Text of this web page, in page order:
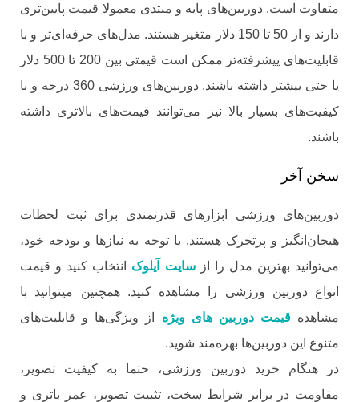
متفاوت است. دوربین‌های پایه و مبتدی معمولا قیمت پایین‌تری
دارند و از 50 تا 150 دلار متغیر هستند. مدل‌های حرفه‌ای‌تر و با
قابلیت‌های پیشرفته‌تر ممکن است قیمتی بین 200 تا 500 دلار
یا حتی بیشتر داشته باشند. دوربین‌های ورزشی 360 درجه و با
کیفیت‌های بسیار بالا نیز می‌توانند قیمت‌های بالاتری داشته
باشند.
سخن آخر
دوربین‌های ورزشی ابزارهای قدرتمندی برای ثبت لحظات
هیجان‌انگیز و پرتحرک هستند. با توجه به نیازها و بودجه خود،
می‌توانید بهترین مدل را ازسایت آیلوک انتخاب کنید و قیمت
انواع دوربین ورزشی را مشاهده کنید. همچنین میتوانید با
مشاهدهقیمت دوربین های ویژه از ویژگی‌ها و قابلیت‌های
متنوع این دوربین‌ها بهره‌مند شوید.
در هنگام خرید دوربین ورزشی، حتما به کیفیت تصویر،
مقاومت در برابر شرایط سخت، تثبیت تصویر، عمر باتری و